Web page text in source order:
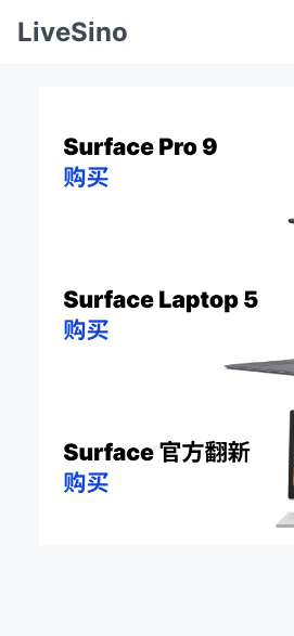
LiveSino